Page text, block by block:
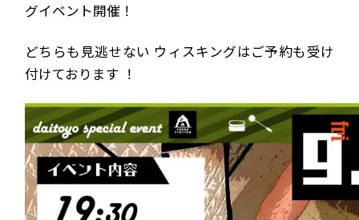
グイベント開催！
どちらも見逃せない ウィスキングはご予約も受け
付けております ！